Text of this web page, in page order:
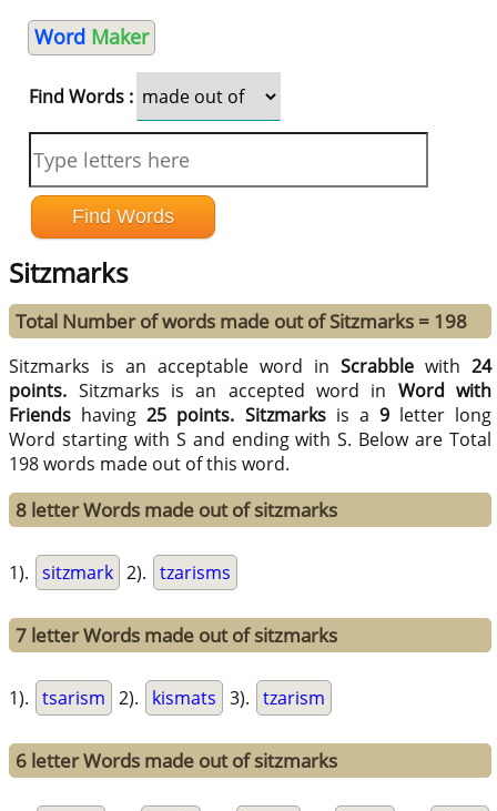
Word Maker
Find Words :
Sitzmarks
Total Number of words made out of Sitzmarks = 198
Sitzmarks is an acceptable word inScrabble with 24
points. Sitzmarks is an accepted word in Word with
Friends having25 points. Sitzmarksis a 9letter long
Word starting with S and ending with S. Below are Total
198 words made out of this word.
8 letter Words made out of sitzmarks
1). sitzmark 2). tzarisms
7 letter Words made out of sitzmarks
1). tsarism 2). kismats 3). tzarism
6 letter Words made out of sitzmarks